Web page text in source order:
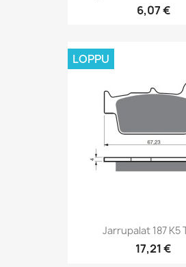
6,07 €
Jarrupalat 187 K5
17,21 €
LOPPU